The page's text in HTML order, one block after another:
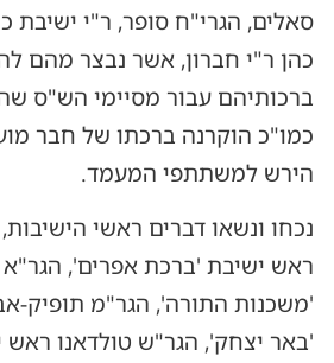
סאלים, הגרי"ח סופר, ר"י ישיבת
כהן ר"י חברון, אשר נבצר מהם
ברכותיהם עבור מסיימי הש"ס
כמו"כ הוקרנה ברכתו של חבר
הירש למשתתפי המעמד.
נכחו ונשאו דברים ראשי
ראש ישיבת 'ברכת אפרים',
'משכנות התורה', הגר"מ תופיק-
'באר יצחק', הגר"ש טולדאנו ראש